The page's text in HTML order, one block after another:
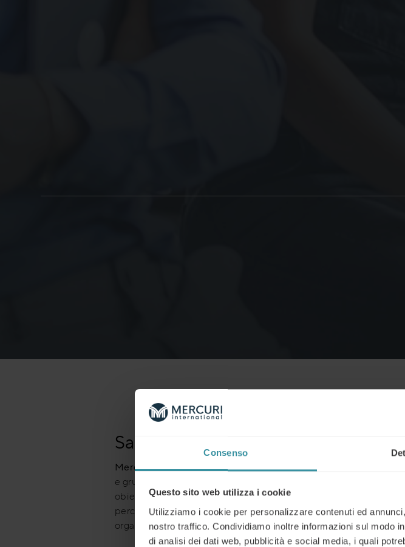
Consenso
Questo sito web utilizza i cookie
Utilizziamo i cookie per personalizzare contenuti ed
nostro traffico. Condividiamo inoltre informazioni sul modo
di analisi dei dati web, pubblicità e social media, i quali
Sales training
Mercuri International progetta percorsi di formazione su misura
e gruppi target, sviluppando
obiettivi di business. Offriamoformazione commerciale
percorsi di sviluppo delle competenze costruiti sulla realtà e
organizzazione.